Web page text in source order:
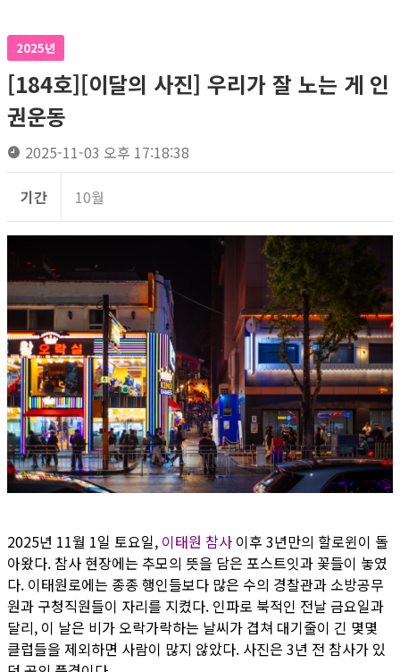
2025년
[184호][이달의 사진] 우리가 잘 노는 게 인
권운동
2025-11-03 오후 17:18:38
기간 10월
2025년 11월 1일 토요일, 이태원 참사 이후 3년만의 할로윈이 돌
아왔다. 참사 현장에는 추모의 뜻을 담은 포스트잇과 꽃들이 놓였
다. 이태원로에는 종종 행인들보다 많은 수의 경찰관과 소방공무
원과 구청직원들이 자리를 지켰다. 인파로 북적인 전날 금요일과
달리, 이 날은 비가 오락가락하는 날씨가 겹쳐 대기줄이 긴 몇몇
클럽들을 제외하면 사람이 많지 않았다. 사진은 3년 전 참사가 있